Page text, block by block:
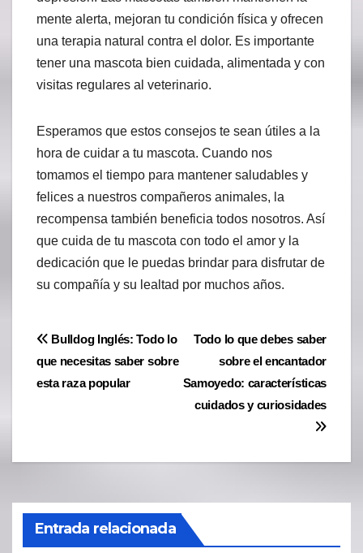
mente alerta, mejoran tu condición física y ofrecen
una terapia natural contra el dolor. Es importante
tener una mascota bien cuidada, alimentada y con
visitas regulares al veterinario.
Esperamos que estos consejos te sean útiles a la
hora de cuidar a tu mascota. Cuando nos
tomamos el tiempo para mantener saludables y
felices a nuestros compañeros animales, la
recompensa también beneficia todos nosotros. Así
que cuida de tu mascota con todo el amor y la
dedicación que le puedas brindar para disfrutar de
su compañía y su lealtad por muchos años.
Navegación
de
Todo lo que debes saber
sobre el encantador
Samoyedo: características
cuidados y curiosidades
Bulldog Inglés: Todo lo
que necesitas saber sobre
esta raza popular
Entrada relacionada